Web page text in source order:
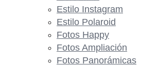
Estilo Instagram
Estilo Polaroid
Fotos Happy
Fotos Ampliación
Fotos Panorámicas